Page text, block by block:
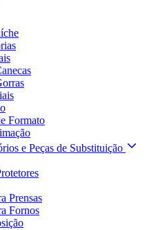
Formato
e Peças de Substituição
Prensas
Fornos